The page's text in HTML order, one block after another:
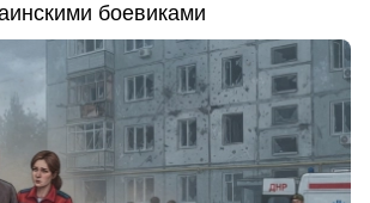
боевиками